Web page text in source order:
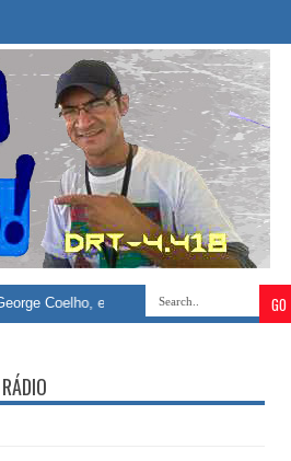
e Denise Bayma defendem